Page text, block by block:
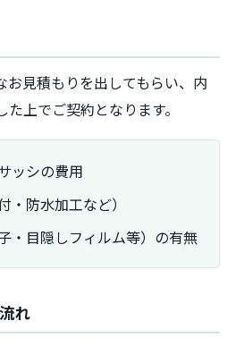
お見積もりを出してもらい、内
上でご契約となります。
ッシの費用
・防水加工など）
・目隠しフィルム等）の有無
れ